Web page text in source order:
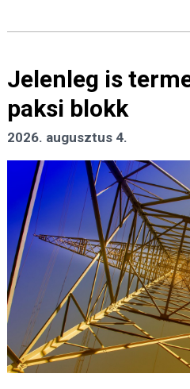
Jelenleg is
paksi blokk
2026. augusztus 4.